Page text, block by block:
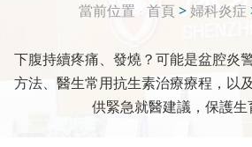
當前位置 首頁 >婦科炎症
下腹持續疼痛、發燒？可能是盆腔炎
方法、醫生常用抗生素治療療程，以
供緊急就醫建議，保護生